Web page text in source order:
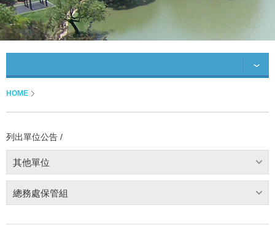
HOME
列出單位公告 /
其他單位
總務處保管組